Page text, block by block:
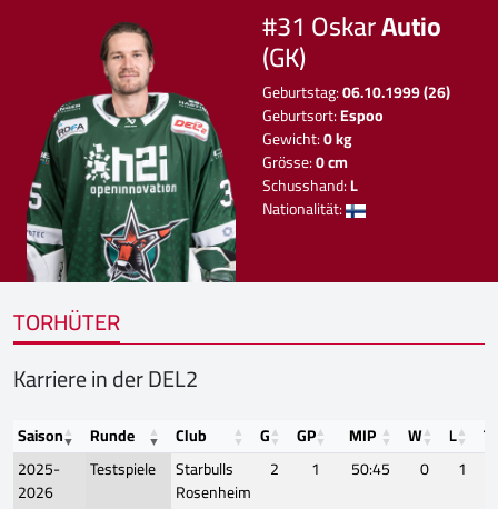
#31 OskarAutio
(GK)
Geburtstag:06.10.1999 (26)
Geburtsort:Espoo
Gewicht:0 kg
Grösse:0 cm
Schusshand:L
Nationalität:
TORHÜTER
Karriere in der DEL2
Saison Runde Club G GP MIP W L
T
2025-
2026
Testspiele
Starbulls
Rosenheim
2 1 50:45 0 1